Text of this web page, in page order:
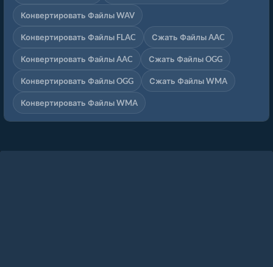
Конвертировать Файлы WAV
Конвертировать Файлы FLAC Сжать Файлы AAC
Конвертировать Файлы AAC Сжать Файлы OGG
Конвертировать Файлы OGG Сжать Файлы WMA
Конвертировать Файлы WMA